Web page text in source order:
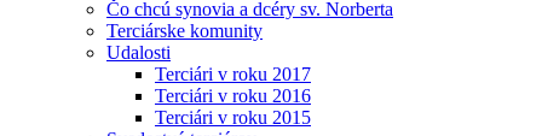
Čo chcú synovia a dcéry sv. Norberta
Terciárske komunity
Udalosti
Terciári v roku 2017
Terciári v roku 2016
Terciári v roku 2015